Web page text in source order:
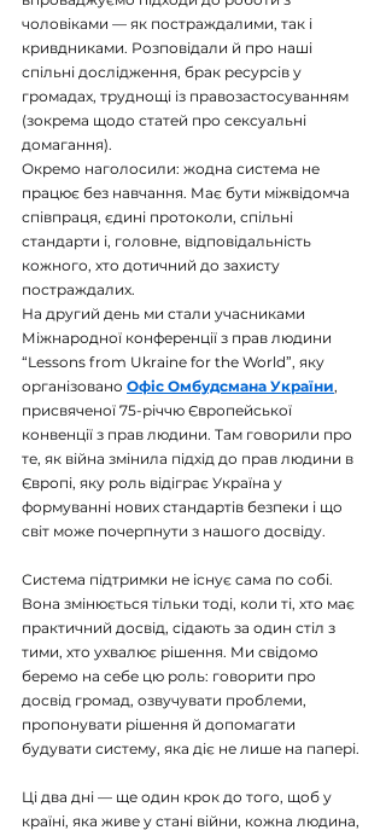
чоловіками — як постраждалими, так і
кривдниками. Розповідали й про наші
спільні дослідження, брак ресурсів у
громадах, труднощі із правозастосуванням
(зокрема щодо статей про сексуальні
домагання).
Окремо наголосили: жодна система не
працює без навчання. Має бути міжвідомча
співпраця, єдині протоколи, спільні
стандарти і, головне, відповідальність
кожного, хто дотичний до захисту
постраждалих.
На другий день ми стали учасниками
Міжнародної конференції з прав людини
“Lessons from Ukraine for the World”, яку
організовано Офіс Омбудсмана України,
присвяченої 75-річчю Європейської
конвенції з прав людини. Там говорили про
те, як війна змінила підхід до прав людини в
Європі, яку роль відіграє Україна у
формуванні нових стандартів безпеки і що
світ може почерпнути з нашого досвіду.
Система підтримки не існує сама по собі.
Вона змінюється тільки тоді, коли ті, хто має
практичний досвід, сідають за один стіл з
тими, хто ухвалює рішення. Ми свідомо
беремо на себе цю роль: говорити про
досвід громад, озвучувати проблеми,
пропонувати рішення й допомагати
будувати систему, яка діє не лише на папері.
Ці два дні — ще один крок до того, щоб у
країні, яка живе у стані війни, кожна людина,